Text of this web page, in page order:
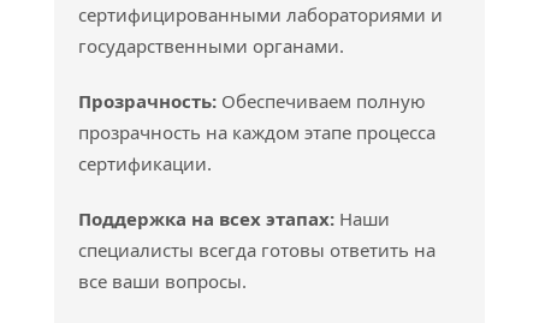
сертифицированными лабораториями и
государственными органами.
Прозрачность:Обеспечиваем полную
прозрачность на каждом этапе процесса
сертификации.
Поддержка на всех этапах:Наши
специалисты всегда готовы ответить на
все ваши вопросы.